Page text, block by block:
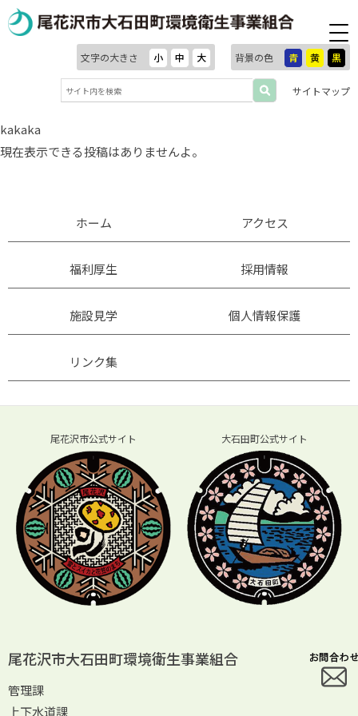
文字の大きさ 小 中 大 背景の色 青 黄 黒
サイトマップ
kakaka
現在表示できる投稿はありませんよ。
ホーム アクセス
福利厚生 採用情報
施設見学 個人情報保護
リンク集
尾花沢市公式サイト 大石田町公式サイト
尾花沢市大石田町環境衛生事業組合
管理課
上下水道課